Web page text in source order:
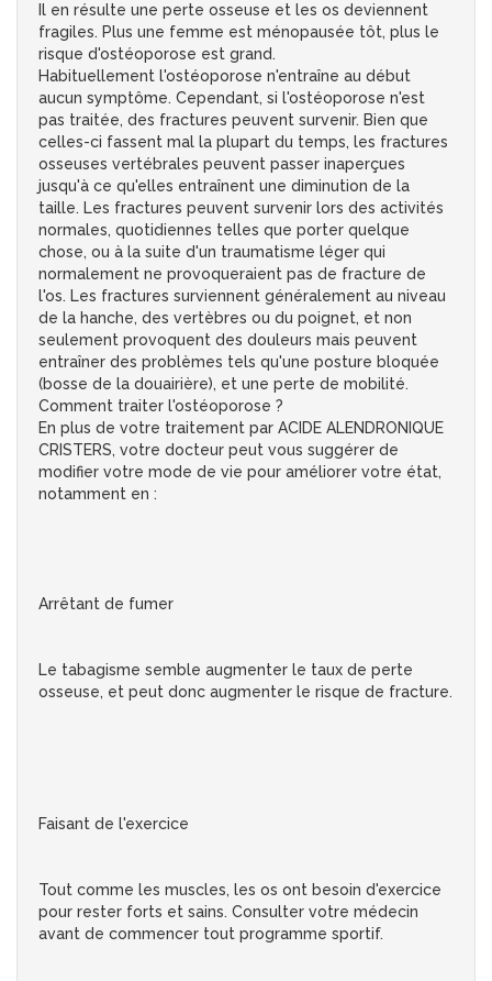
Il en résulte une perte osseuse et les os deviennent
fragiles. Plus une femme est ménopausée tôt, plus le
risque d'ostéoporose est grand.
Habituellement l'ostéoporose n'entraîne au début
aucun symptôme. Cependant, si l'ostéoporose n'est
pas traitée, des fractures peuvent survenir. Bien que
celles-ci fassent mal la plupart du temps, les fractures
osseuses vertébrales peuvent passer inaperçues
jusqu'à ce qu'elles entraînent une diminution de la
taille. Les fractures peuvent survenir lors des activités
normales, quotidiennes telles que porter quelque
chose, ou à la suite d'un traumatisme léger qui
normalement ne provoqueraient pas de fracture de
l'os. Les fractures surviennent généralement au niveau
de la hanche, des vertèbres ou du poignet, et non
seulement provoquent des douleurs mais peuvent
entraîner des problèmes tels qu'une posture bloquée
(bosse de la douairière), et une perte de mobilité.
Comment traiter l'ostéoporose ?
En plus de votre traitement par ACIDE ALENDRONIQUE
CRISTERS, votre docteur peut vous suggérer de
modifier votre mode de vie pour améliorer votre état,
notamment en :
Arrêtant de fumer
Le tabagisme semble augmenter le taux de perte
osseuse, et peut donc augmenter le risque de fracture.
Faisant de l'exercice
Tout comme les muscles, les os ont besoin d'exercice
pour rester forts et sains. Consulter votre médecin
avant de commencer tout programme sportif.